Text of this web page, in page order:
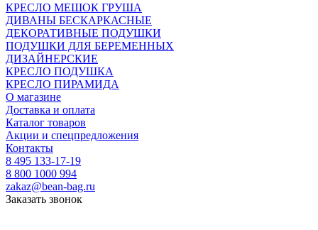
КРЕСЛО МЕШОК ГРУША
ДИВАНЫ БЕСКАРКАСНЫЕ
ДЕКОРАТИВНЫЕ ПОДУШКИ
ПОДУШКИ ДЛЯ БЕРЕМЕННЫХ
ДИЗАЙНЕРСКИЕ
КРЕСЛО ПОДУШКА
КРЕСЛО ПИРАМИДА
О магазине
Доставка и оплата
Каталог товаров
Акции и спецпредложения
Контакты
8 495 133-17-19
8 800 1000 994
zakaz@bean-bag.ru
Заказать звонок